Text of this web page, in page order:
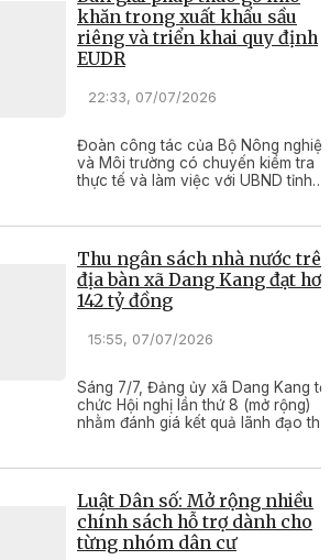
khăn trong xuất khẩu sầu
riêng và triển khai quy định
EUDR
22:33, 07/07/2026
Đoàn công tác của Bộ Nông nghiệp
và Môi trường có chuyến kiểm tra
thực tế và làm việc với UBND tỉnh
khẩu sầu riêng chính vụ vụ 2026 và
triển khai các giải pháp đáp ứng
định chống mất rừng.
Thu ngân sách nhà nước
địa bàn xã Dang Kang đạt
142 tỷ đồng
15:55, 07/07/2026
Sáng 7/7, Đảng ủy xã Dang Kang tổ
chức Hội nghị lần thứ 8 (mở rộng)
nhằm đánh giá kết quả lãnh đạo
trọng tâm 6 tháng cuối năm 2026.
Luật Dân số: Mở rộng nhiều
chính sách hỗ trợ dành cho
từng nhóm dân cư